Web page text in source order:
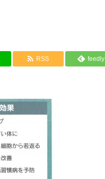
RSS feedly